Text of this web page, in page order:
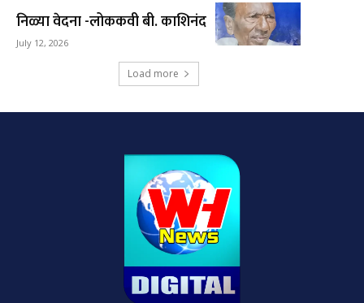
निळ्या वेदना -लोककवी बी. काशिनंद
July 12, 2026
Load more